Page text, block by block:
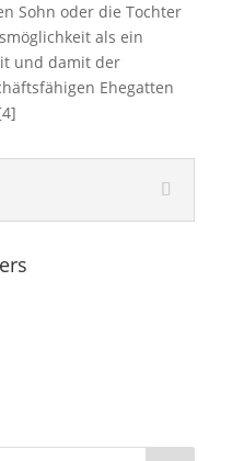
Sohn oder die Tochter
als ein
und damit der
Ehegatten